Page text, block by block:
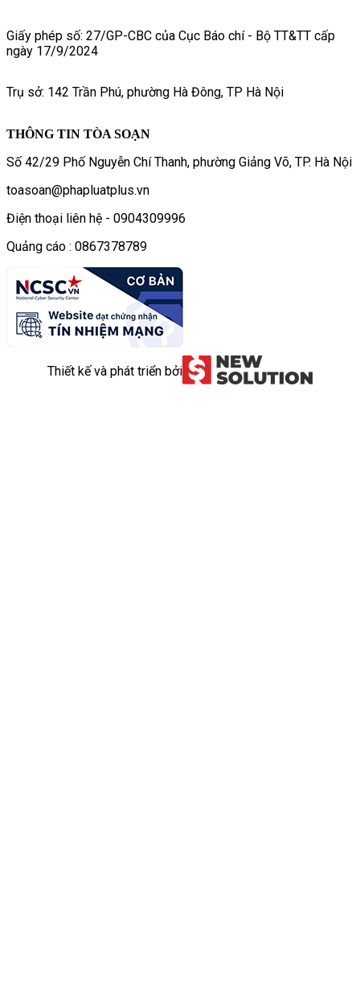
Giấy phép số: 27/GP-CBC của Cục Báo chí - Bộ TT&TT cấp
ngày 17/9/2024
Trụ sở: 142 Trần Phú, phường Hà Đông, TP Hà Nội
THÔNG TIN TÒA SOẠN
Số 42/29 Phố Nguyễn Chí Thanh, phường Giảng Võ, TP. Hà Nội
toasoan@phapluatplus.vn
Điện thoại liên hệ - 0904309996
Quảng cáo : 0867378789
Thiết kế và phát triển bởi